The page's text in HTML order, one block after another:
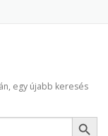
egy újabb keresés
Search Button